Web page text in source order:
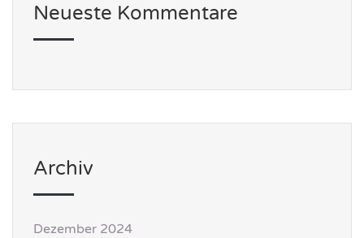
Neueste Kommentare
Archiv
Dezember 2024